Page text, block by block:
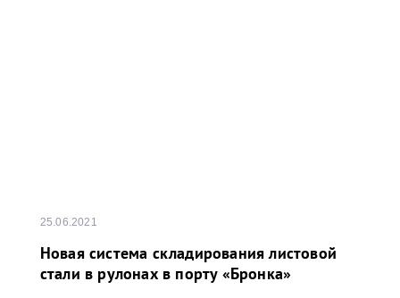
25.06.2021
Новая система складирования листовой
стали в рулонах в порту «Бронка»